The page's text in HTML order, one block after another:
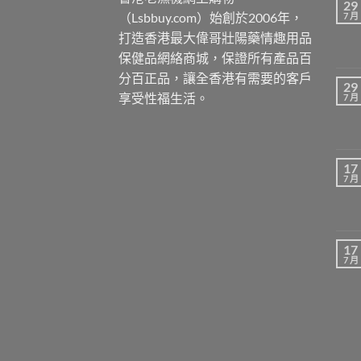
（Lsbbuy.com）始創於2006年，
打造香港最大偉哥壯陽藥情趣用品
保健品網絡商城，保證所有產品百
分百正品，讓全香港有需要的客戶
享受性福生活。
29
7 月
29
7 月
17
7 月
17
7 月